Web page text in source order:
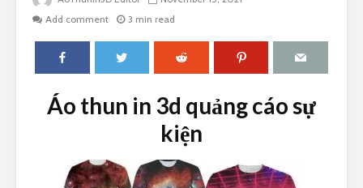
Add comment
3 min read
Áo thun in 3d quảng cáo sự
kiện